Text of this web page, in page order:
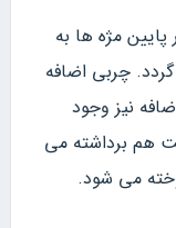
مژه ها به
چربی اضافه
نیز وجود
هم برداشته می
می شود.